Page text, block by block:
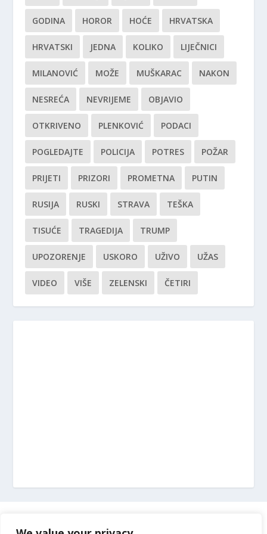
GODINA HOROR HOĆE HRVATSKA
HRVATSKI JEDNA KOLIKO LIJEČNICI
MILANOVIĆ MOŽE MUŠKARAC NAKON
NESREĆA NEVRIJEME OBJAVIO
OTKRIVENO PLENKOVIĆ PODACI
POGLEDAJTE POLICIJA POTRES POŽAR
PRIJETI PRIZORI PROMETNA PUTIN
RUSIJA RUSKI STRAVA TEŠKA
TISUĆE TRAGEDIJA TRUMP
UPOZORENJE USKORO UŽIVO UŽAS
VIDEO VIŠE ZELENSKI ČETIRI